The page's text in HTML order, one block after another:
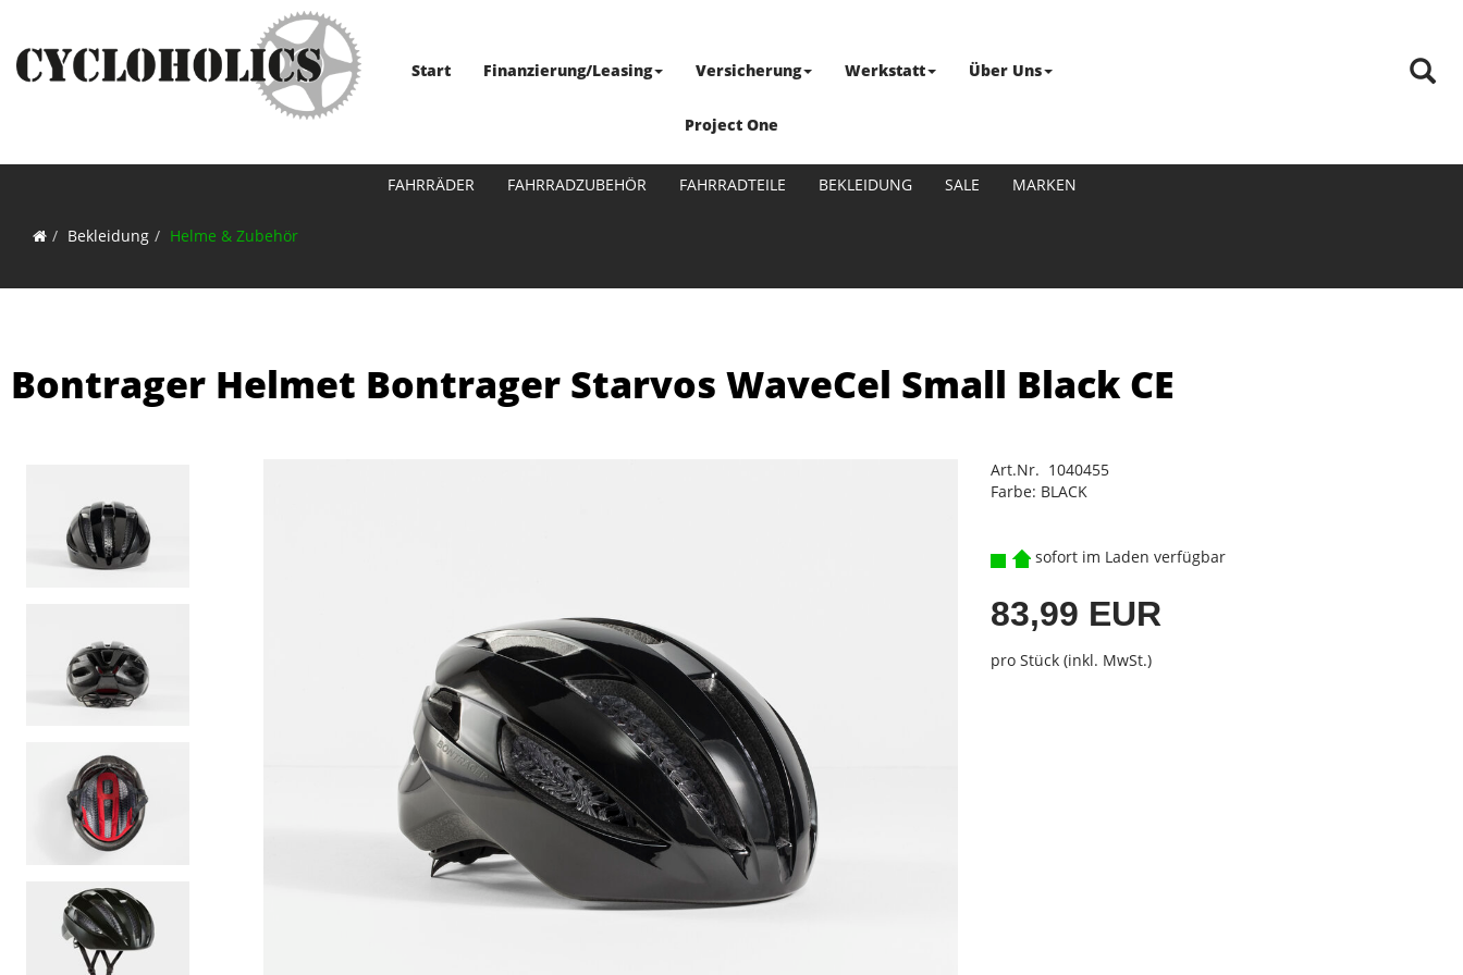
Start Finanzierung/Leasing Versicherung Werkstatt Über Uns
Project One
FAHRRÄDER FAHRRADZUBEHÖR FAHRRADTEILE BEKLEIDUNG SALE MARKEN
Bekleidung Helme & Zubehör
Bontrager Helmet Bontrager Starvos WaveCel Small Black CE
Art.Nr. 1040455
Farbe: BLACK
sofort im Laden verfügbar
83,99 EUR
pro Stück (inkl. MwSt.)